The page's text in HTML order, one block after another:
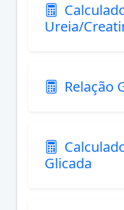
Ureia/
Relação
Glicada